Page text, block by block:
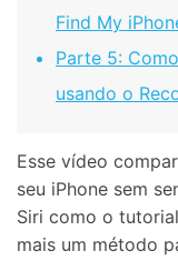
Find My
Parte 5:
usando o
Esse vídeo
seu iPhone sem
Siri como o
mais um método